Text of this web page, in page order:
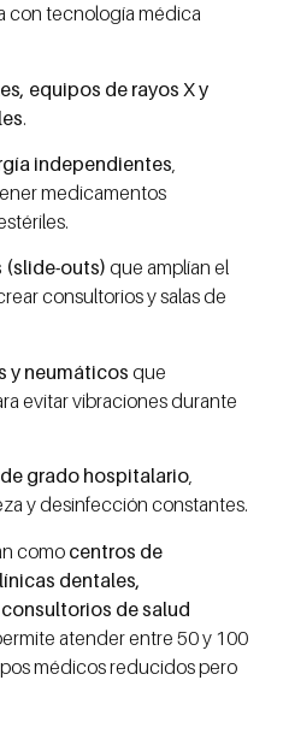
con tecnología médica
equipos de rayos X y
.
independientes
medicamentos
(slide-outs) que amplían el
consultorios y salas de
y neumáticos que
evitar vibraciones durante
grado hospitalario,
y desinfección constantes.
como centros de
dentales,
de salud
atender entre 50 y 100
médicos reducidos pero